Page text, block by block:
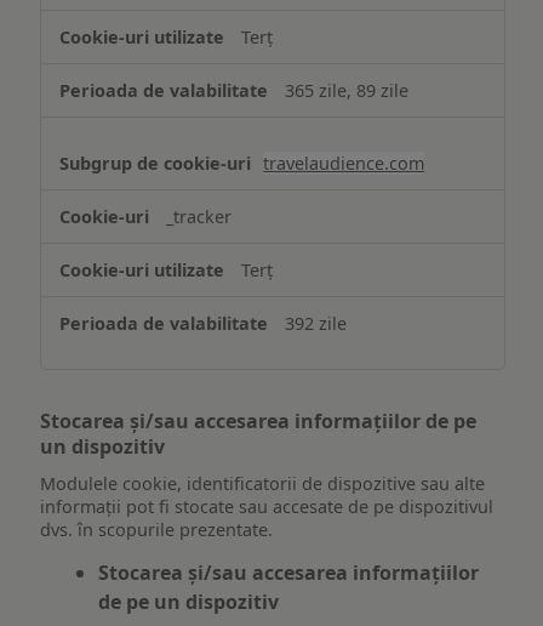
Terț
365 zile, 89 zile
travelaudience.com
_tracker
Terț
392 zile
Stocarea și/sau accesarea informațiilor de pe
un dispozitiv
Modulele cookie, identificatorii de dispozitive sau alte
informații pot fi stocate sau accesate de pe dispozitivul
dvs. în scopurile prezentate.
Stocarea și/sau accesarea informațiilor
de pe un dispozitiv